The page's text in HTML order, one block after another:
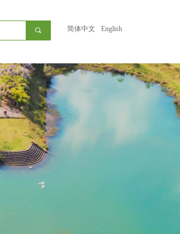
简体中文 English
끠